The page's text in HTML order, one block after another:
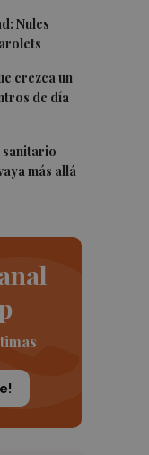
Nules
crezca un
de día
sanitario
más allá